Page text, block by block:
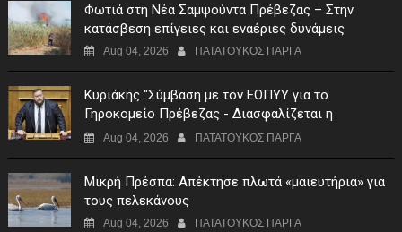
Φωτιά στη Νέα Σαμψούντα Πρέβεζας – Στην
κατάσβεση επίγειες και εναέριες δυνάμεις
Aug 04, 2026 ΠΑΤΑΤΟΥΚΟΣ ΠΑΡΓΑ
Κυριάκης "Σύμβαση με τον ΕΟΠΥΥ για το
Γηροκομείο Πρέβεζας - Διασφαλίζεται η
χρηματοδότηση της λειτουργίας του"
Aug 04, 2026 ΠΑΤΑΤΟΥΚΟΣ ΠΑΡΓΑ
Μικρή Πρέσπα: Απέκτησε πλωτά «μαιευτήρια» για
τους πελεκάνους
Aug 04, 2026 ΠΑΤΑΤΟΥΚΟΣ ΠΑΡΓΑ